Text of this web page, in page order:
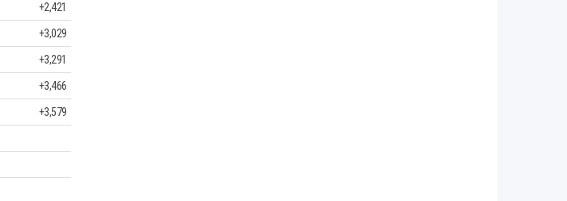
+2,421
+3,029
+3,291
+3,466
+3,579